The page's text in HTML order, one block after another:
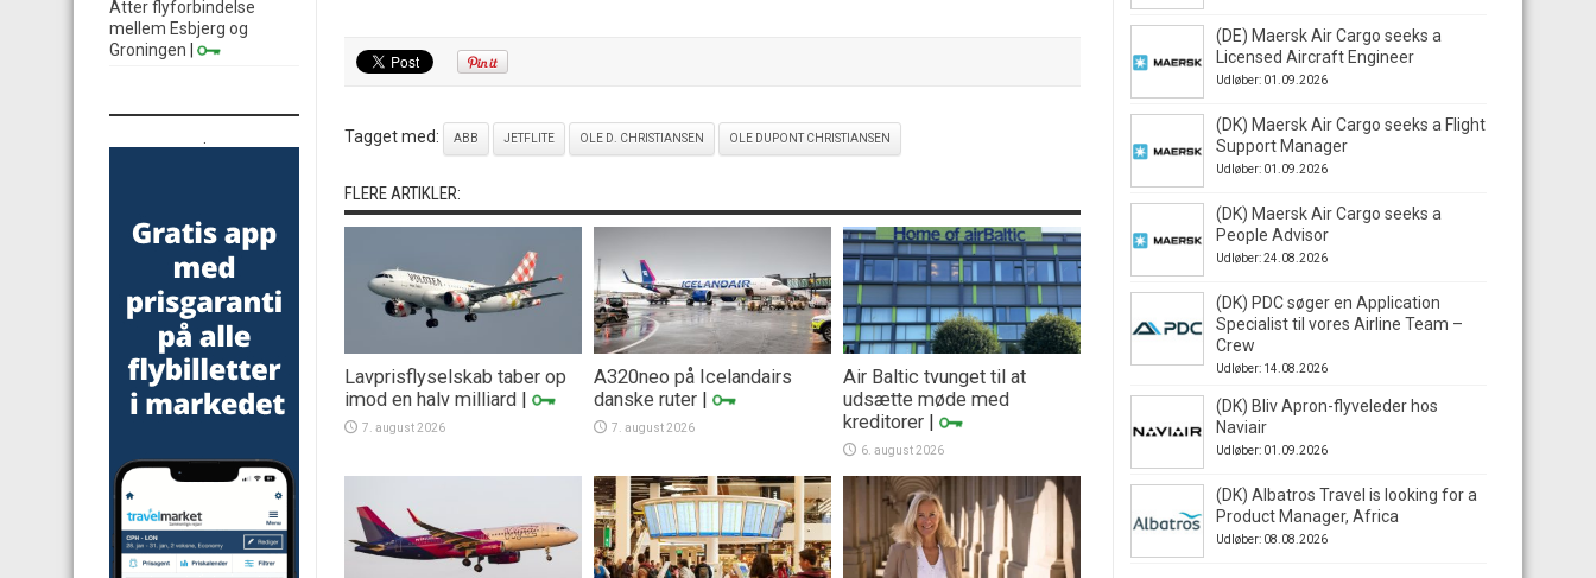
Tagget med: ABB JETFLITE OLE D. CHRISTIANSEN OLE DUPONT CHRISTIANSEN
FLERE ARTIKLER:
Lavprisflyselskab taber op
imod en halv milliard |
7. august 2026
A320neo på Icelandairs
danske ruter |
7. august 2026
Air Baltic tvunget til at
udsætte møde med
kreditorer |
6. august 2026
Atter flyforbindelse
mellem Esbjerg og
Groningen
(DE) Maersk Air Cargo seeks a
Licensed Aircraft Engineer
Udløber: 01.09.2026
(DK) Maersk Air Cargo seeks a Flight
Support Manager
Udløber: 01.09.2026
(DK) Maersk Air Cargo seeks a
People Advisor
Udløber: 24.08.2026
(DK) PDC søger en Application
Specialist til vores Airline Team –
Crew
Udløber: 14.08.2026
(DK) Bliv Apron-flyveleder hos
Naviair
Udløber: 01.09.2026
(DK) Albatros Travel is looking for a
Product Manager, Africa
Udløber: 08.08.2026